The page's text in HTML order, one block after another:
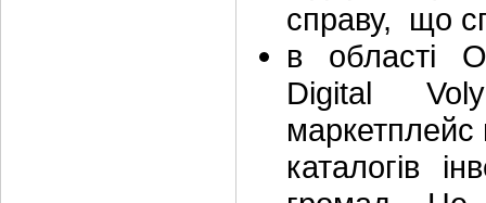
справу, що
в області
Digital
каталогів